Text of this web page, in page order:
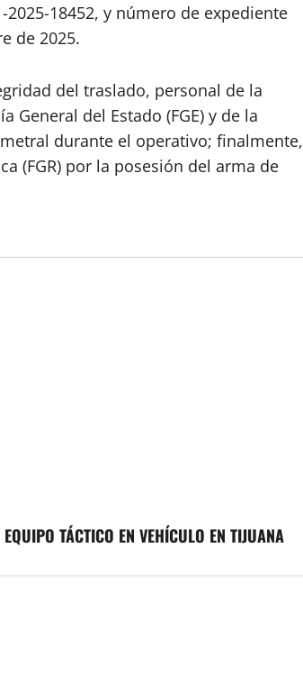
18452, y número de expediente
de 2025.
del traslado, personal de la
General del Estado (FGE) y de la
durante el operativo; finalmente,
(FGR) por la posesión del arma de
TÁCTICO EN VEHÍCULO EN TIJUANA